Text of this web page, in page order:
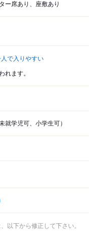
ー席あり、座敷あり
で入りやすい
れます。
就学児可、小学生可）
以下から修正して下さい。